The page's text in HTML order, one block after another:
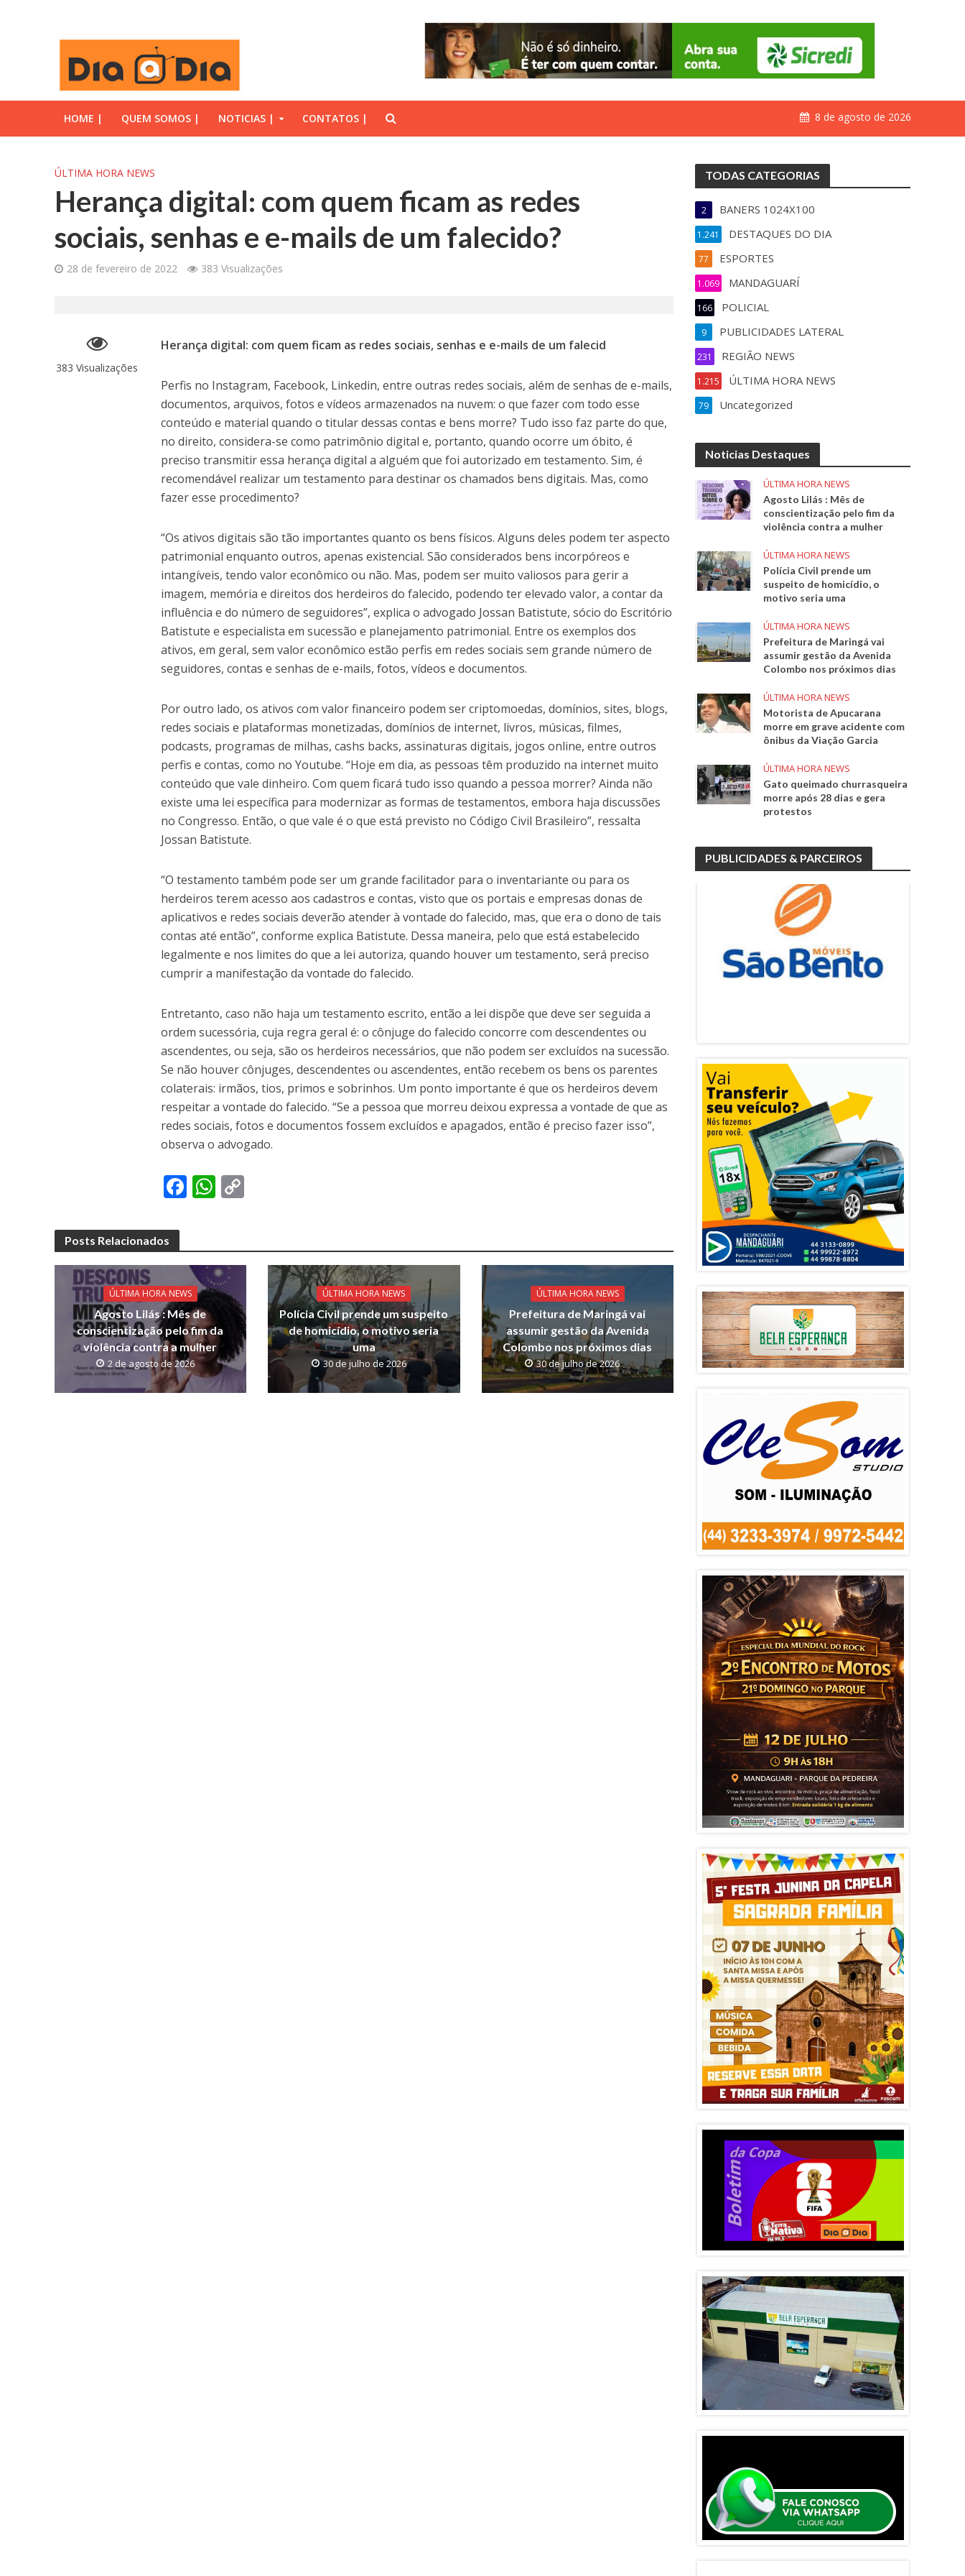
HOME | QUEM SOMOS | NOTICIAS | CONTATOS | 8 de agosto de 2026
ÚLTIMA HORA NEWS
Herança digital: com quem ficam as redes
sociais, senhas e e-mails de um falecido?
28 de fevereiro de 2022 383 Visualizações
383 Visualizações
Herança digital: com quem ficam as redes sociais, senhas e e-mails de um falecid
Perfis no Instagram, Facebook, Linkedin, entre outras redes sociais, além de senhas de e-mails,
documentos, arquivos, fotos e vídeos armazenados na nuvem: o que fazer com todo esse
conteúdo e material quando o titular dessas contas e bens morre? Tudo isso faz parte do que,
no direito, considera-se como patrimônio digital e, portanto, quando ocorre um óbito, é
preciso transmitir essa herança digital a alguém que foi autorizado em testamento. Sim, é
recomendável realizar um testamento para destinar os chamados bens digitais. Mas, como
fazer esse procedimento?
“Os ativos digitais são tão importantes quanto os bens físicos. Alguns deles podem ter aspecto
patrimonial enquanto outros, apenas existencial. São considerados bens incorpóreos e
intangíveis, tendo valor econômico ou não. Mas, podem ser muito valiosos para gerir a
imagem, memória e direitos dos herdeiros do falecido, podendo ter elevado valor, a contar da
influência e do número de seguidores”, explica o advogado Jossan Batistute, sócio do Escritório
Batistute e especialista em sucessão e planejamento patrimonial. Entre os exemplos dos
ativos, em geral, sem valor econômico estão perfis em redes sociais sem grande número de
seguidores, contas e senhas de e-mails, fotos, vídeos e documentos.
Por outro lado, os ativos com valor financeiro podem ser criptomoedas, domínios, sites, blogs,
redes sociais e plataformas monetizadas, domínios de internet, livros, músicas, filmes,
podcasts, programas de milhas, cashs backs, assinaturas digitais, jogos online, entre outros
perfis e contas, como no Youtube. “Hoje em dia, as pessoas têm produzido na internet muito
conteúdo que vale dinheiro. Com quem ficará tudo isso quando a pessoa morrer? Ainda não
existe uma lei específica para modernizar as formas de testamentos, embora haja discussões
no Congresso. Então, o que vale é o que está previsto no Código Civil Brasileiro”, ressalta
Jossan Batistute.
“O testamento também pode ser um grande facilitador para o inventariante ou para os
herdeiros terem acesso aos cadastros e contas, visto que os portais e empresas donas de
aplicativos e redes sociais deverão atender à vontade do falecido, mas, que era o dono de tais
contas até então”, conforme explica Batistute. Dessa maneira, pelo que está estabelecido
legalmente e nos limites do que a lei autoriza, quando houver um testamento, será preciso
cumprir a manifestação da vontade do falecido.
Entretanto, caso não haja um testamento escrito, então a lei dispõe que deve ser seguida a
ordem sucessória, cuja regra geral é: o cônjuge do falecido concorre com descendentes ou
ascendentes, ou seja, são os herdeiros necessários, que não podem ser excluídos na sucessão.
Se não houver cônjuges, descendentes ou ascendentes, então recebem os bens os parentes
colaterais: irmãos, tios, primos e sobrinhos. Um ponto importante é que os herdeiros devem
respeitar a vontade do falecido. “Se a pessoa que morreu deixou expressa a vontade de que as
redes sociais, fotos e documentos fossem excluídos e apagados, então é preciso fazer isso”,
observa o advogado.
F
b
o
o
k
W
s
A
p
p
y
k
Posts Relacionados
ÚLTIMA HORA NEWS
Agosto Lilás : Mês de
conscientização pelo fim da
violência contra a mulher
2 de agosto de 2026
ÚLTIMA HORA NEWS
Polícia Civil prende um suspeito
de homicídio, o motivo seria
uma
30 de julho de 2026
ÚLTIMA HORA NEWS
Prefeitura de Maringá vai
assumir gestão da Avenida
Colombo nos próximos dias
30 de julho de 2026
TODAS CATEGORIAS
BANERS 1024X100
2
DESTAQUES DO DIA
1.241
ESPORTES
77
MANDAGUARÍ
1.069
POLICIAL
166
PUBLICIDADES LATERAL
9
REGIÃO NEWS
231
ÚLTIMA HORA NEWS
1.215
Uncategorized
79
Noticias Destaques
ÚLTIMA HORA NEWS
Agosto Lilás : Mês de
conscientização pelo fim da
violência contra a mulher
ÚLTIMA HORA NEWS
Polícia Civil prende um
suspeito de homicídio, o
motivo seria uma
ÚLTIMA HORA NEWS
Prefeitura de Maringá vai
assumir gestão da Avenida
Colombo nos próximos dias
ÚLTIMA HORA NEWS
Motorista de Apucarana
morre em grave acidente com
ônibus da Viação Garcia
ÚLTIMA HORA NEWS
Gato queimado churrasqueira
morre após 28 dias e gera
protestos
PUBLICIDADES & PARCEIROS